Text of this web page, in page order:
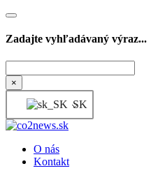
Zadajte vyhľadávaný výraz...
×
SK
O nás
Kontakt